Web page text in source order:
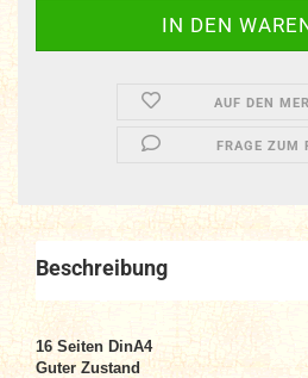
AUF DEN
FRAGE ZUM
Beschreibung
16 Seiten DinA4
Guter Zustand